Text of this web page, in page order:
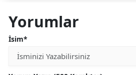
Yorumlar
İsim*